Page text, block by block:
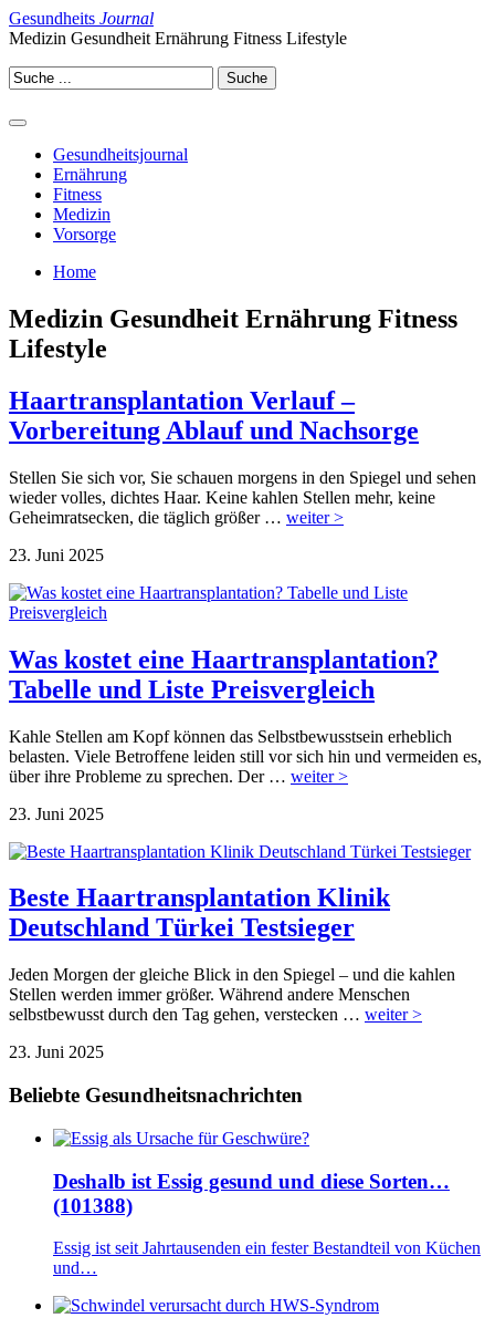
Gesundheits Journal
Medizin Gesundheit Ernährung Fitness Lifestyle
Gesundheitsjournal
Ernährung
Fitness
Medizin
Vorsorge
Home
Medizin Gesundheit Ernährung Fitness
Lifestyle
Haartransplantation Verlauf –
Vorbereitung Ablauf und Nachsorge
Stellen Sie sich vor, Sie schauen morgens in den Spiegel und sehen
wieder volles, dichtes Haar. Keine kahlen Stellen mehr, keine
Geheimratsecken, die täglich größer … weiter >
23. Juni 2025
Was kostet eine Haartransplantation?
Tabelle und Liste Preisvergleich
Kahle Stellen am Kopf können das Selbstbewusstsein erheblich
belasten. Viele Betroffene leiden still vor sich hin und vermeiden es,
über ihre Probleme zu sprechen. Der … weiter >
23. Juni 2025
Beste Haartransplantation Klinik
Deutschland Türkei Testsieger
Jeden Morgen der gleiche Blick in den Spiegel – und die kahlen
Stellen werden immer größer. Während andere Menschen
selbstbewusst durch den Tag gehen, verstecken … weiter >
23. Juni 2025
Beliebte Gesundheitsnachrichten
Deshalb ist Essig gesund und diese Sorten…
(101388)
Essig ist seit Jahrtausenden ein fester Bestandteil von Küchen
und…